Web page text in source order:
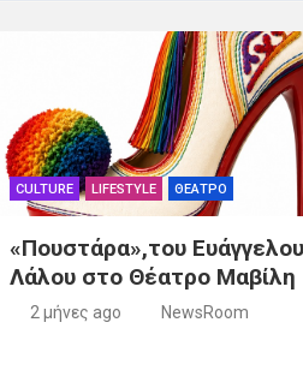
CULTURE LIFESTYLE ΘΕΑΤΡΟ
«Πουστάρα»,του Ευάγγελου
Λάλου στο Θέατρο Μαβίλη
2 μήνες ago NewsRoom